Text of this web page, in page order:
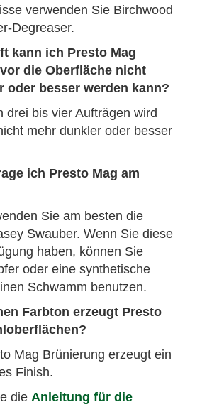
verwenden Sie Birchwood
Degreaser.
kann ich Presto Mag
die Oberfläche nicht
oder besser werden kann?
drei bis vier Aufträgen wird
mehr dunkler oder besser
ich Presto Mag am
Sie am besten die
Swauber. Wenn Sie diese
haben, können Sie
oder eine synthetische
Schwamm benutzen.
Farbton erzeugt Presto
Mag Brünierung erzeugt ein
Finish.
die Anleitung für die